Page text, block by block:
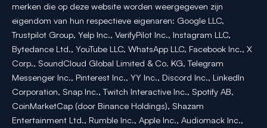
merken die op deze website worden weergegeven zijn
eigendom van hun respectieve eigenaren: Google LLC,
Trustpilot Group, Yelp Inc., VerifyPilot Inc., Instagram LLC,
Bytedance Ltd., YouTube LLC, WhatsApp LLC, Facebook Inc., X
Corp., SoundCloud Global Limited & Co. KG, Telegram
Messenger Inc., Pinterest Inc., YY Inc., Discord Inc., LinkedIn
Corporation, Snap Inc., Twitch Interactive Inc., Spotify AB,
CoinMarketCap (door Binance Holdings), Shazam
Entertainment Ltd., Rumble Inc., Apple Inc., Audiomack Inc.,